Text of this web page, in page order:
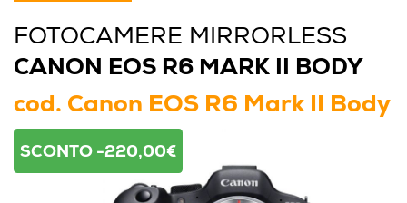
FOTOCAMERE MIRRORLESS
CANON EOS R6 MARK II BODY
cod. Canon EOS R6 Mark II Body
SCONTO -220,00€